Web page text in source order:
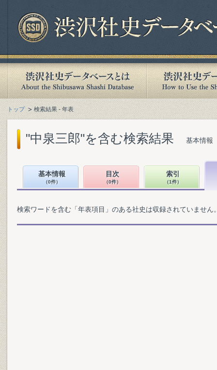
トップ 検索結果 - 年表
"中泉三郎"を含む検索結果 基本情報
基本情報
（0件）
目次
（0件）
索引
（1件）
検索ワードを含む「年表項目」のある社史は収録されていません